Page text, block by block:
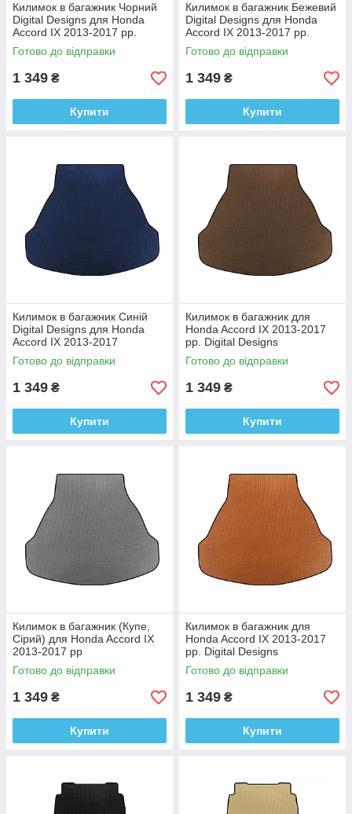
Килимок в багажник Чорний
Digital Designs для Honda
Accord IX 2013-2017 рр.
Етилвінілацетат
Готово до відправки
1 349 ₴
Купити
Килимок в багажник Бежевий
Digital Designs для Honda
Accord IX 2013-2017 рр.
Етилвінілацетат
Готово до відправки
1 349 ₴
Купити
Килимок в багажник Синій
Digital Designs для Honda
Accord IX 2013-2017
Этилвинилацетат
Готово до відправки
1 349 ₴
Купити
Килимок в багажник для
Honda Accord IX 2013-2017
рр. Digital Designs
Етилвінілацетат
Готово до відправки
1 349 ₴
Купити
Килимок в багажник (Купе,
Сірий) для Honda Accord IX
2013-2017 рр
Готово до відправки
1 349 ₴
Купити
Килимок в багажник для
Honda Accord IX 2013-2017
рр. Digital Designs
Етилвінілацетат
Готово до відправки
1 349 ₴
Купити